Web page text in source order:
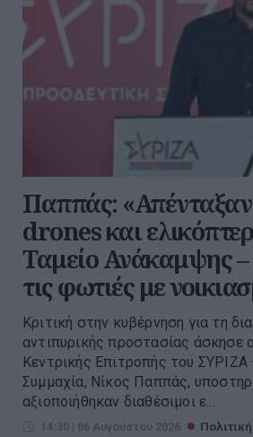
Παππάς:
drones και
Ταμείο Ανάκαμψης
τις φωτιές με
Kριτική στην κυβέρνηση για τη
αντιπυρικής προστασίας άσκησε
Κεντρικής Επιτροπής του
Συμμαχία, Νίκος Παππάς,
αξιοποιήθηκαν διαθέσιμοι ε...
14:30 | 06 Αυγούστου 2026 Πολιτική